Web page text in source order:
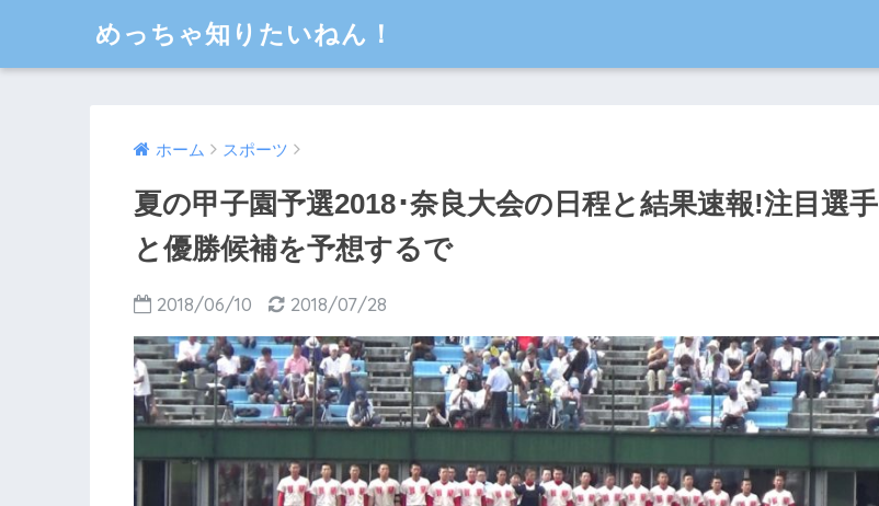
めっちゃ知りたいねん！
ホーム スポーツ
夏の甲子園予選2018･奈良大会の日程と結果速報!注目選手
と優勝候補を予想するで
2018/06/10 2018/07/28